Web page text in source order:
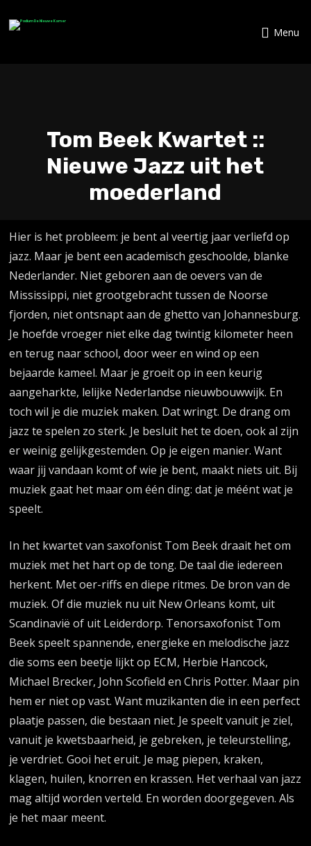
Menu
Tom Beek Kwartet ::
Nieuwe Jazz uit het
moederland
Hier is het probleem: je bent al veertig jaar verliefd op
jazz. Maar je bent een academisch geschoolde, blanke
Nederlander. Niet geboren aan de oevers van de
Mississippi, niet grootgebracht tussen de Noorse
fjorden, niet ontsnapt aan de ghetto van Johannesburg.
Je hoefde vroeger niet elke dag twintig kilometer heen
en terug naar school, door weer en wind op een
bejaarde kameel. Maar je groeit op in een keurig
aangeharkte, lelijke Nederlandse nieuwbouwwijk. En
toch wil je die muziek maken. Dat wringt. De drang om
jazz te spelen zo sterk. Je besluit het te doen, ook al zijn
er weinig gelijkgestemden. Op je eigen manier. Want
waar jij vandaan komt of wie je bent, maakt niets uit. Bij
muziek gaat het maar om één ding: dat je méént wat je
speelt.
In het kwartet van saxofonist Tom Beek draait het om
muziek met het hart op de tong. De taal die iedereen
herkent. Met oer-riffs en diepe ritmes. De bron van de
muziek. Of die muziek nu uit New Orleans komt, uit
Scandinavië of uit Leiderdorp. Tenorsaxofonist Tom
Beek speelt spannende, energieke en melodische jazz
die soms een beetje lijkt op ECM, Herbie Hancock,
Michael Brecker, John Scofield en Chris Potter. Maar pin
hem er niet op vast. Want muzikanten die in een perfect
plaatje passen, die bestaan niet. Je speelt vanuit je ziel,
vanuit je kwetsbaarheid, je gebreken, je teleurstelling,
je verdriet. Gooi het eruit. Je mag piepen, kraken,
klagen, huilen, knorren en krassen. Het verhaal van jazz
mag altijd worden verteld. En worden doorgegeven. Als
je het maar meent.